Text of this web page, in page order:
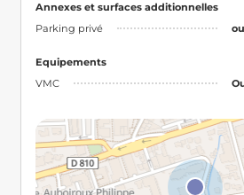
Annexes et surfaces additionnelles
Parking privé
Equipements
VMC